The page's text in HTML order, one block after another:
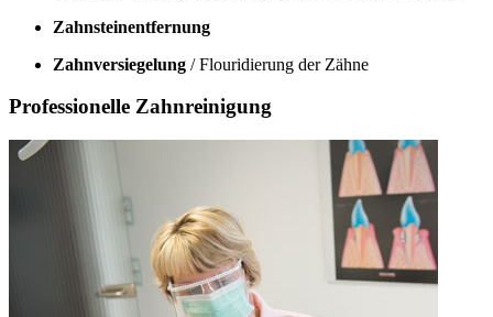
Zahnsteinentfernung
Zahnversiegelung / Flouridierung der Zähne
Professionelle Zahnreinigung